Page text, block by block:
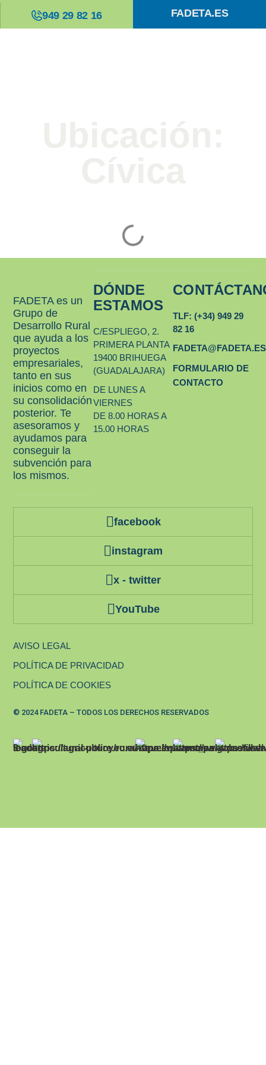
949 29 82 16 FADETA.ES
FADETA es un
Grupo de
Desarrollo Rural
que ayuda a los
proyectos
empresariales,
tanto en sus
inicios como en
su consolidación
posterior. Te
asesoramos y
ayudamos para
conseguir la
subvención para
los mismos.
DÓNDE
ESTAMOS
C/ESPLIEGO, 2.
PRIMERA PLANTA
19400 BRIHUEGA
(GUADALAJARA)
DE LUNES A
VIERNES
DE 8.00 HORAS A
15.00 HORAS
TLF: (+34) 949 29
82 16
FADETA@FADETA.ES
FORMULARIO DE
CONTACTO
facebook
instagram
x - twitter
YouTube
© 2024 FADETA – TODOS LOS DERECHOS RESERVADOS
AVISO LEGAL
POLÍTICA DE PRIVACIDAD
POLÍTICA DE COOKIES